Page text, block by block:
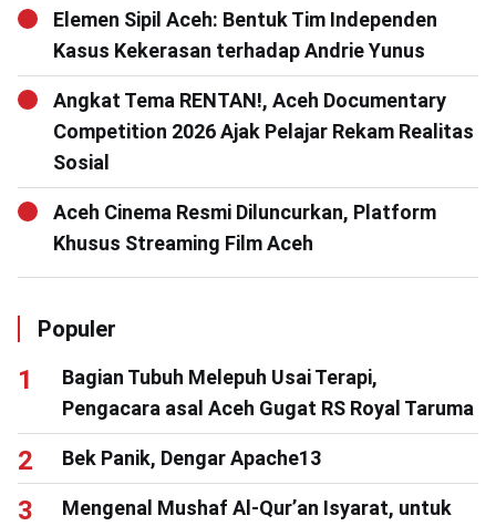
Elemen Sipil Aceh: Bentuk Tim Independen
Kasus Kekerasan terhadap Andrie Yunus
Angkat Tema RENTAN!, Aceh Documentary
Competition 2026 Ajak Pelajar Rekam Realitas
Sosial
Aceh Cinema Resmi Diluncurkan, Platform
Khusus Streaming Film Aceh
Populer
Bagian Tubuh Melepuh Usai Terapi,
Pengacara asal Aceh Gugat RS Royal Taruma
Bek Panik, Dengar Apache13
Mengenal Mushaf Al-Qur’an Isyarat, untuk